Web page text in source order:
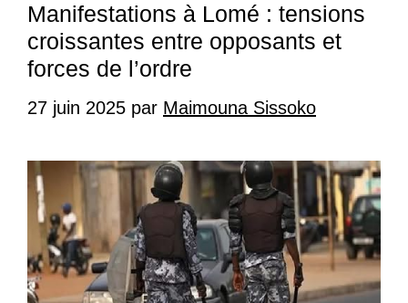
Manifestations à Lomé : tensions
croissantes entre opposants et
forces de l’ordre
27 juin 2025 par Maimouna Sissoko